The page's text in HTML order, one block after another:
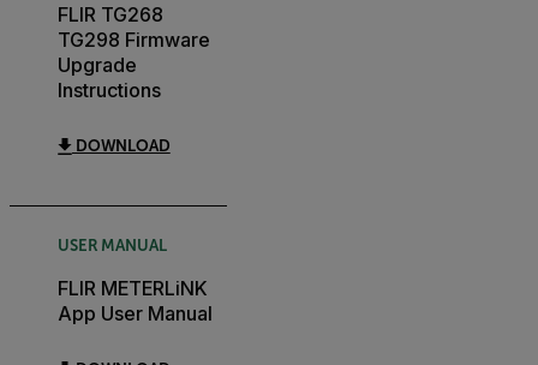
FLIR TG268
TG298 Firmware
Upgrade
Instructions
DOWNLOAD
USER MANUAL
FLIR METERLiNK
App User Manual